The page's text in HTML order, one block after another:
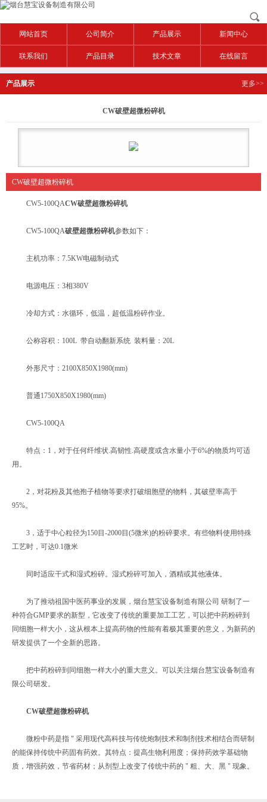
网站首页 公司简介 产品展示 新闻中心
联系我们 产品目录 技术文章 在线留言
产品展示 更多>>
CW破壁超微粉碎机
CW破壁超微粉碎机
CW5-100QACW破壁超微粉碎机
CW5-100QA破壁超微粉碎机参数如下：
主机功率：7.5KW电磁制动式
电源电压：3相380V
冷却方式：水循环，低温，超低温粉碎作业。
公称容积：100L 带自动翻新系统 装料量：20L
外形尺寸：2100X850X1980(mm)
普通1750X850X1980(mm)
CW5-100QA
特点：1，对于任何纤维状.高韧性.高硬度或含水量小于6%的物质均可适
用。
2，对花粉及其他孢子植物等要求打破细胞壁的物料，其破壁率高于
95%。
3，适于中心粒径为150目-2000目(5微米)的粉碎要求。有些物料使用特殊
工艺时，可达0.1微米
同时适应干式和湿式粉碎。湿式粉碎可加入，酒精或其他液体。
为了推动祖国中医药事业的发展，烟台慧宝设备制造有限公司 研制了一
种符合GMP要求的新型，它改变了传统的重要加工工艺，可以把中药粉碎到
同细胞一样大小，这从根本上提高药物的性能有着极其重要的意义，为新药的
研发提供了一个全新的思路。
把中药粉碎到同细胞一样大小的重大意义。可以关注烟台慧宝设备制造有
限公司研发。
CW破壁超微粉碎机
微粉中药是指 " 采用现代高科技与传统炮制技术和制剂技术相结合而研制
的能保持传统中药固有药效。其特点：提高生物利用度；保持药效学基础物
质，增强药效，节省药材；从剂型上改变了传统中药的 " 粗、大、黑 " 现象。